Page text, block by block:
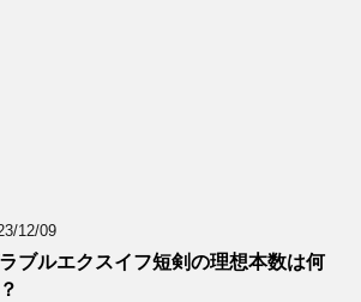
12/09
ブルエクスイフ短剣の理想本数は何